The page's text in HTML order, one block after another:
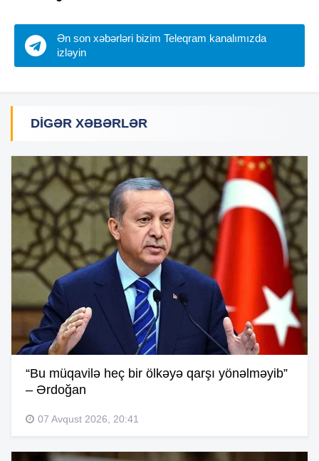
Ən son xəbərləri bizim Teleqram kanalımızda
izləyin
DIGƏR XƏBƏRLƏR
“Bu müqavilə heç bir ölkəyə qarşı yönəlməyib”
– Ərdoğan
07 Avqust 2026, 20:41